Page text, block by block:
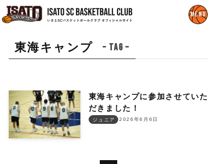
東海キャンプ – tag –
東海キャンプに参加させていた
だきました！
2026年6月6日
ジュニア